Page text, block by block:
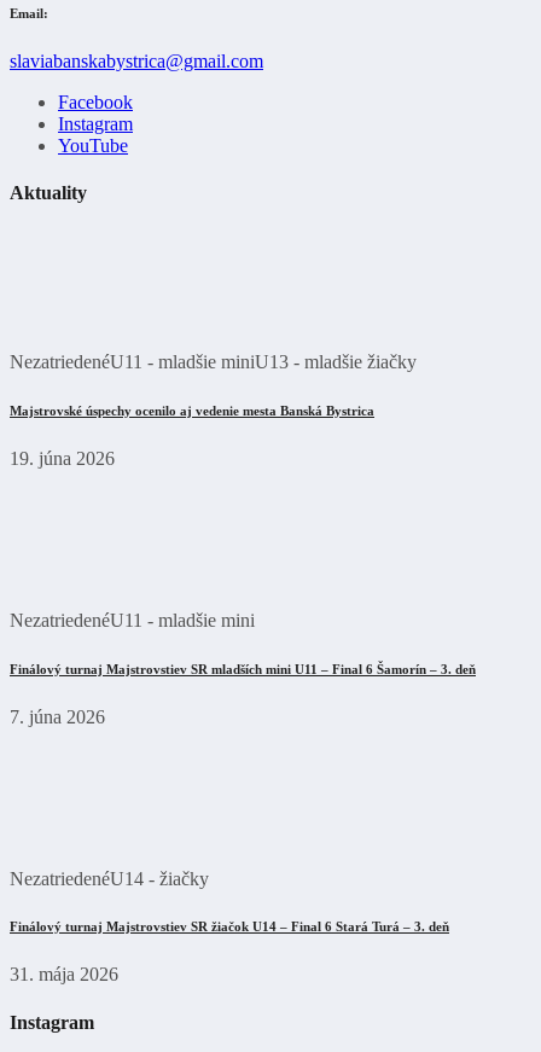
Email:
slaviabanskabystrica@gmail.com
Facebook
Instagram
YouTube
Aktuality
NezatriedenéU11 - mladšie miniU13 - mladšie žiačky
Majstrovské úspechy ocenilo aj vedenie mesta Banská Bystrica
19. júna 2026
NezatriedenéU11 - mladšie mini
Finálový turnaj Majstrovstiev SR mladších mini U11 – Final 6 Šamorín – 3. deň
7. júna 2026
NezatriedenéU14 - žiačky
Finálový turnaj Majstrovstiev SR žiačok U14 – Final 6 Stará Turá – 3. deň
31. mája 2026
Instagram